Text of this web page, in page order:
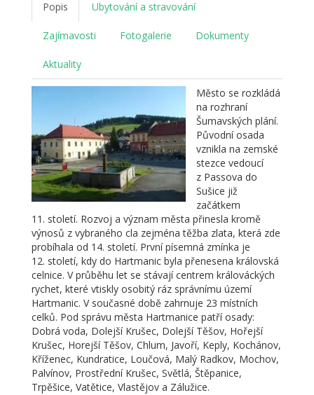
Popis Ubytování a stravování
Zajímavosti Fotogalerie Dokumenty
Aktuality
Město se rozkládá
na rozhraní
Šumavských plání.
Původní osada
vznikla na zemské
stezce vedoucí
z Passova do
Sušice již
začátkem
11. století. Rozvoj a význam města přinesla kromě
výnosů z vybraného cla zejména těžba zlata, která zde
probíhala od 14. století. První písemná zmínka je
12. století, kdy do Hartmanic byla přenesena královská
celnice. V průběhu let se stávají centrem králováckých
rychet, které vtiskly osobitý ráz správnímu území
Hartmanic. V současné době zahrnuje 23 místních
celků. Pod správu města Hartmanice patří osady:
Dobrá voda, Dolejší Krušec, Dolejší Těšov, Hořejší
Krušec, Horejší Těšov, Chlum, Javoří, Keply, Kochánov,
Kříženec, Kundratice, Loučová, Malý Radkov, Mochov,
Palvínov, Prostřední Krušec, Světlá, Štěpanice,
Trpěšice, Vatětice, Vlastějov a Zálužice.